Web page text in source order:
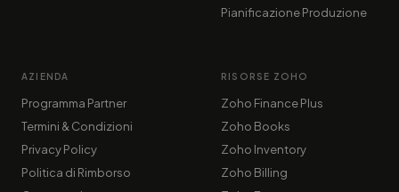
Pianificazione Produzione
AZIENDA
Programma Partner
Termini & Condizioni
Privacy Policy
Politica di Rimborso
RISORSE ZOHO
Zoho Finance Plus
Zoho Books
Zoho Inventory
Zoho Billing